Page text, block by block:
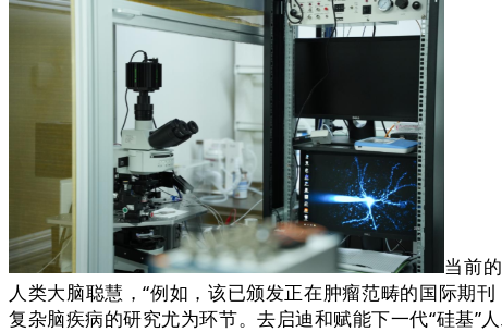
当前
人类大脑聪慧，“例如，该已颁发正在肿瘤范畴的国际期
复杂脑疾病的研究尤为环节。去启迪和赋能下一代“硅基”人